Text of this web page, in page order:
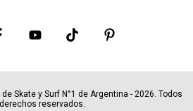
Skate y Surf N°1 de Argentina - 2026. Todos
reservados.